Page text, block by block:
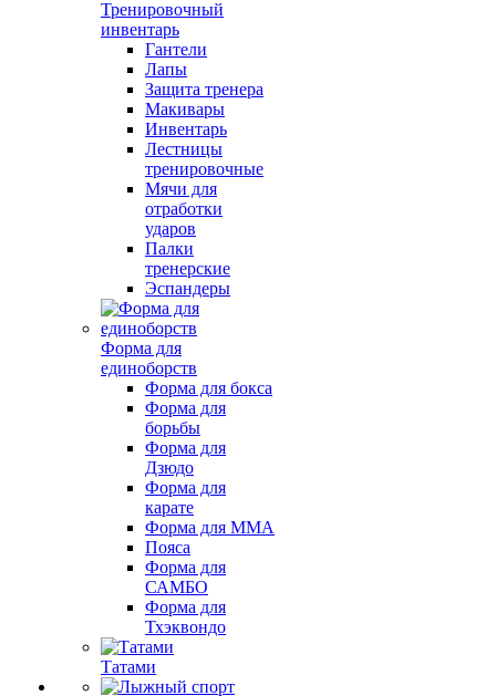
Тренировочный
инвентарь
Гантели
Лапы
Защита тренера
Макивары
Инвентарь
Лестницы
тренировочные
Мячи для
отработки
ударов
Палки
тренерские
Эспандеры
Форма для
единоборств
Форма для бокса
Форма для
борьбы
Форма для
Дзюдо
Форма для
карате
Форма для MMA
Пояса
Форма для
САМБО
Форма для
Тхэквондо
Татами